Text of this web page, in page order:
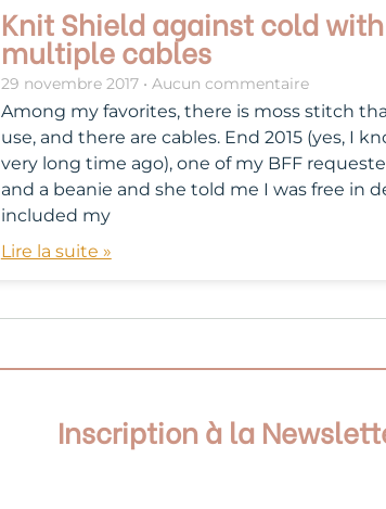
Knit Shield against cold with
multiple cables
29 novembre 2017 Aucun commentaire
Among my favorites, there is moss stitch
use, and there are cables. End 2015 (yes, I
very long time ago), one of my BFF
and a beanie and she told me I was free in
included my
Lire la suite »
Inscription à la